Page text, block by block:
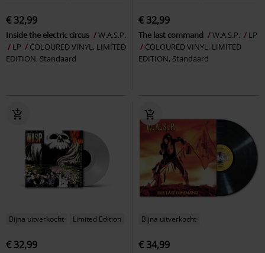
€ 32,99
Inside the electric circus
W.A.S.P.
LP
COLOURED VINYL, LIMITED
EDITION, Standaard
€ 32,99
The last command W.A.S.P.
LP
COLOURED VINYL, LIMITED
EDITION, Standaard
Bijna uitverkocht Limited Edition
€ 32,99
Bijna uitverkocht
€ 34,99